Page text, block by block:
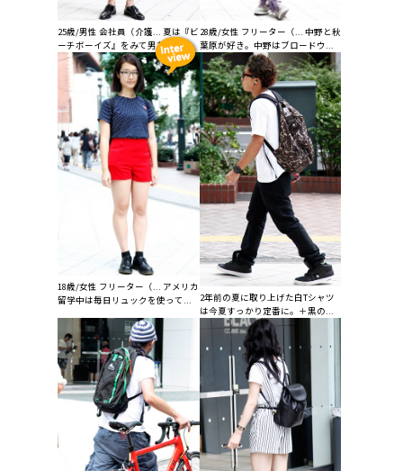
25歳/男性 会社員（介護... 夏は『ビ
ーチボーイズ』をみて男友達と...
28歳/女性 フリーター（... 中野と秋
葉原が好き。中野はブロードウ...
18歳/女性 フリーター（... アメリカ
留学中は毎日リュックを使って...
2年前の夏に取り上げた白Tシャツ
は今夏すっかり定番に。＋黒の...